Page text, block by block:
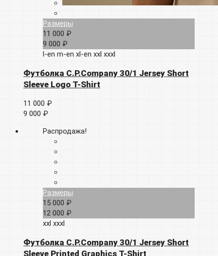
Размеры
11 000 ₽
9 000 ₽
l-en m-en xl-en xxl xxxl
Футболка C.P.Company 30/1 Jersey Short
Sleeve Logo T-Shirt
11 000 ₽
9 000 ₽
Распродажа!
Размеры
15 000 ₽
12 000 ₽
xxl xxxl
Футболка C.P.Company 30/1 Jersey Short
Sleeve Printed Graphics T-Shirt